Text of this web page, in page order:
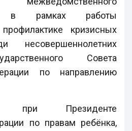
в рамках работы
кризисных
несовершеннолетних
Совета
по направлению
при Президенте
по правам ребёнка,